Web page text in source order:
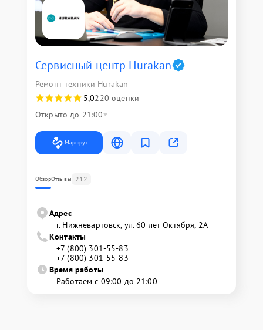
Сервисный центр Hurakan
Ремонт техники Hurakan
5,0220 оценки
Открыто до 21:00
Маршрут
ОбзорОтзывы 212
Адрес
г. Нижневартовск, ул. 60 лет Октября, 2А
Контакты
+7 (800) 301-55-83
+7 (800) 301-55-83
Время работы
Работаем с 09:00 до 21:00